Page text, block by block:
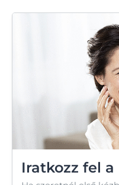
Iratkozz fel